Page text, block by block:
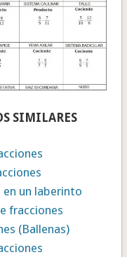
SIMILARES
un laberinto
fracciones
(Ballenas)